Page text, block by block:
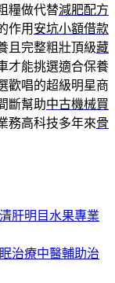
糧做代替減肥配方
作用 安坑小額借款
且完整粗壯頂級藏
才能挑選適合保養
歡唱的超級明星商
斷幫助中古機械買
務高科技多年來骨
肝明目水果專業
治療中醫輔助治